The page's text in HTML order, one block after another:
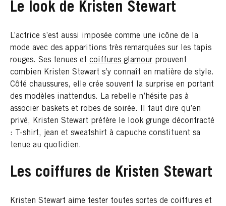
Le look de Kristen Stewart
L’actrice s’est aussi imposée comme une icône de la
mode avec des apparitions très remarquées sur les tapis
rouges. Ses tenues et coiffures glamour prouvent
combien Kristen Stewart s’y connaît en matière de style.
Côté chaussures, elle crée souvent la surprise en portant
des modèles inattendus. La rebelle n’hésite pas à
associer baskets et robes de soirée. Il faut dire qu’en
privé, Kristen Stewart préfère le look grunge décontracté
: T-shirt, jean et sweatshirt à capuche constituent sa
tenue au quotidien.
Les coiffures de Kristen Stewart
Kristen Stewart aime tester toutes sortes de coiffures et